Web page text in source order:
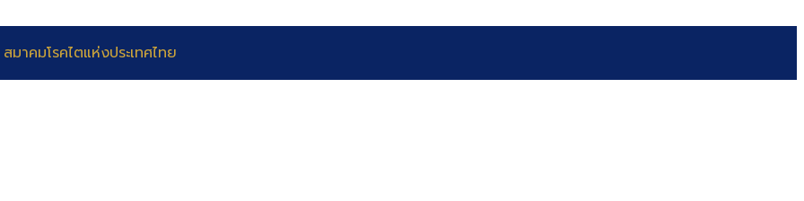
คมโรคไตแห่งประเทศไทย